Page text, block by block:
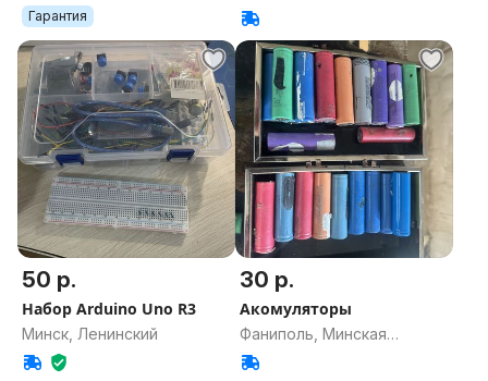
Гарантия
50 р.
Набор Arduino Uno R3
Минск, Ленинский
30 р.
Акомуляторы
Фаниполь, Минская
область